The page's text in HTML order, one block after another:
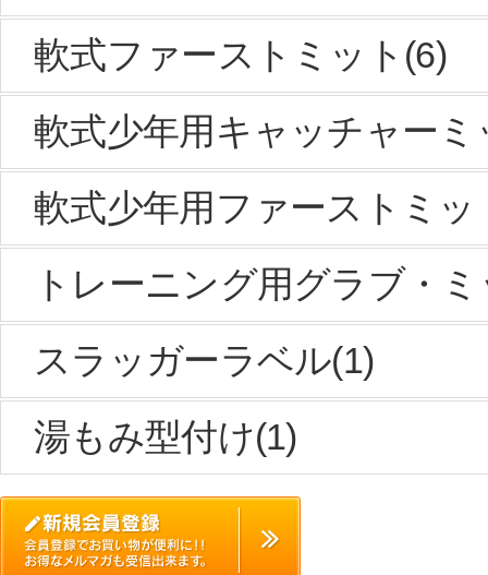
軟式ファーストミット(6)
軟式少年用キャッチャーミ
軟式少年用ファーストミッ
トレーニング用グラブ・
スラッガーラベル(1)
湯もみ型付け(1)